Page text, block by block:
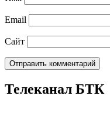
Email
Сайт
Телеканал БТК